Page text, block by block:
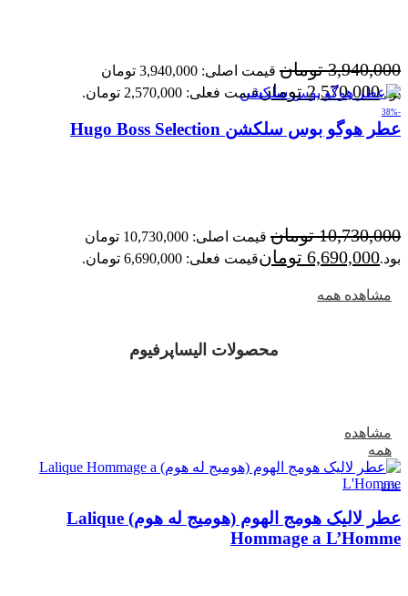
3,940,000 تومان
قیمت اصلی: 3,940,000 تومان
بود.2,570,000 تومانقیمت فعلی: 2,570,000 تومان.
-38%
عطر هوگو بوس سلکشن Hugo Boss Selection
10,730,000 تومان
قیمت اصلی: 10,730,000 تومان
بود.6,690,000 تومانقیمت فعلی: 6,690,000 تومان.
مشاهده همه
محصولات الیساپرفیوم
مشاهده
همه
-21%
عطر لالیک هومج الهوم (هومیج له هوم) Lalique
Hommage a L’Homme